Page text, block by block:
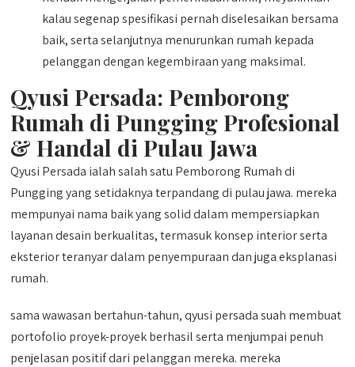
kalau segenap spesifikasi pernah diselesaikan bersama
baik, serta selanjutnya menurunkan rumah kepada
pelanggan dengan kegembiraan yang maksimal.
Qyusi Persada: Pemborong
Rumah di Pungging Profesional
& Handal di Pulau Jawa
Qyusi Persada ialah salah satu Pemborong Rumah di
Pungging yang setidaknya terpandang di pulau jawa. mereka
mempunyai nama baik yang solid dalam mempersiapkan
layanan desain berkualitas, termasuk konsep interior serta
eksterior teranyar dalam penyempuraan dan juga eksplanasi
rumah.
sama wawasan bertahun-tahun, qyusi persada suah membuat
portofolio proyek-proyek berhasil serta menjumpai penuh
penjelasan positif dari pelanggan mereka. mereka